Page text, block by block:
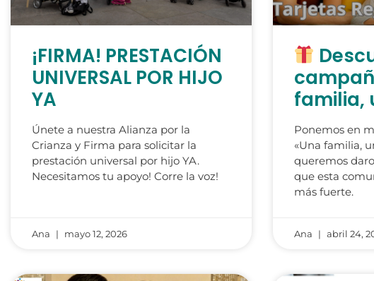
¡FIRMA! PRESTACIÓN
UNIVERSAL POR HIJO
YA
Únete a nuestra Alianza por la
Crianza y Firma para solicitar la
prestación universal por hijo YA.
Necesitamos tu apoyo! Corre la voz!
Ana mayo 12, 2026
familia,
Ponemos en
«Una familia,
queremos
que esta
más fuerte.
Ana abril 24,